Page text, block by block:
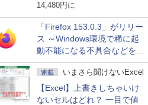
14,480円に
「Firefox 153.0.3」がリリー
ス ～Windows環境で稀に起
動不能になる不具合などを解
決
連載 いまさら聞けないExcel
【Excel】上書きしちゃいけ
ないセルはどれ？ 一目で値